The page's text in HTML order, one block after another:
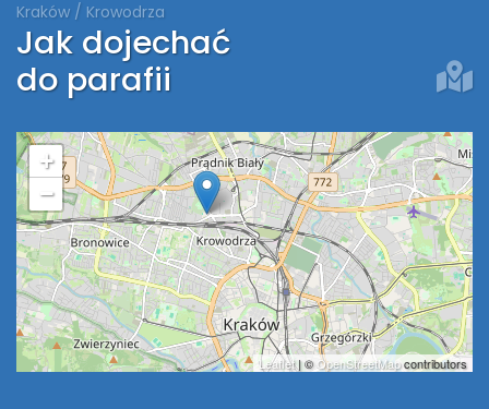
Kraków / Krowodrza
Jak dojechać
do parafii
+
−
Leaflet| © OpenStreetMapcontributors